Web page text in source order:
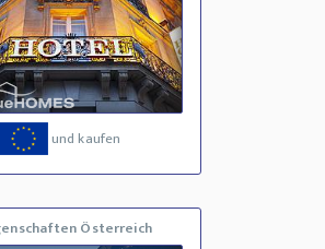
und kaufen
Österreich